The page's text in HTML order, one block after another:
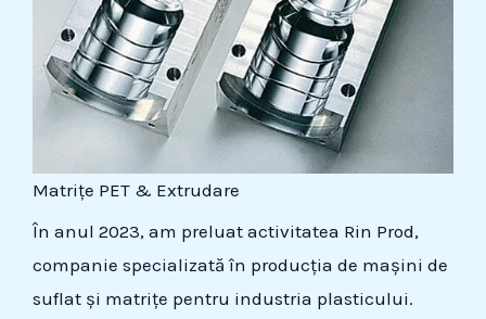
Matrițe PET & Extrudare
În anul 2023, am preluat activitatea Rin Prod,
companie specializată în producția de mașini de
suflat și matrițe pentru industria plasticului.